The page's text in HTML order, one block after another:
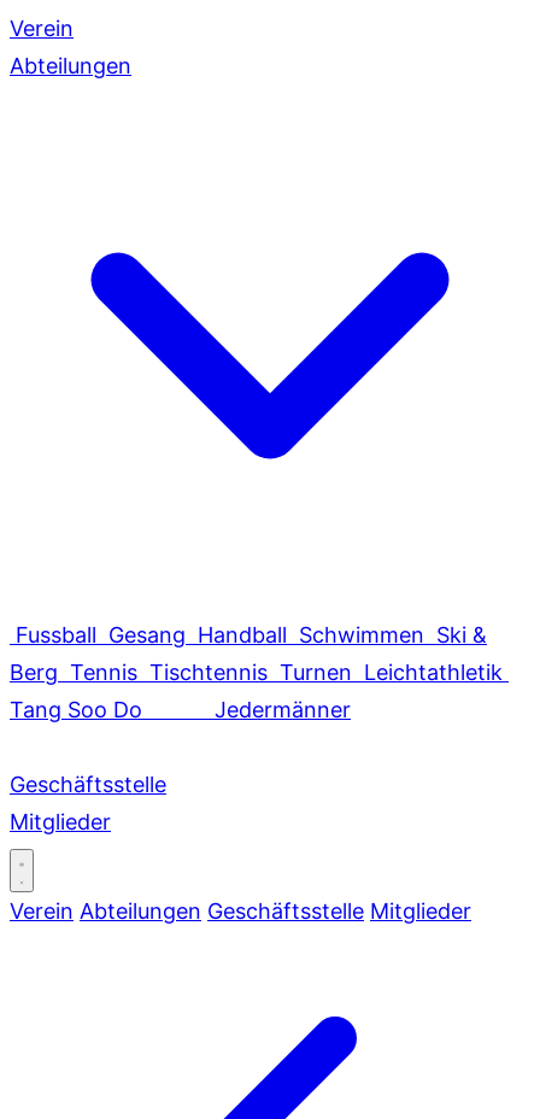
Verein
Abteilungen
Fussball Gesang Handball Schwimmen Ski &
Berg Tennis Tischtennis Turnen Leichtathletik
Tang Soo Do
Jedermänner
Geschäftsstelle
Mitglieder
Verein Abteilungen Geschäftsstelle Mitglieder